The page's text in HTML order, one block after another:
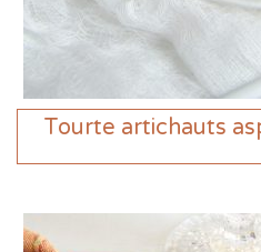
Tourte artichauts